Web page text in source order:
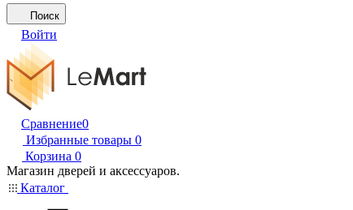
Поиск
Войти
Сравнение0
Избранные товары 0
Корзина 0
Магазин дверей и аксессуаров.
Каталог